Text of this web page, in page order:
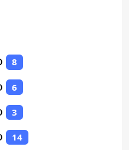
8
6
3
14